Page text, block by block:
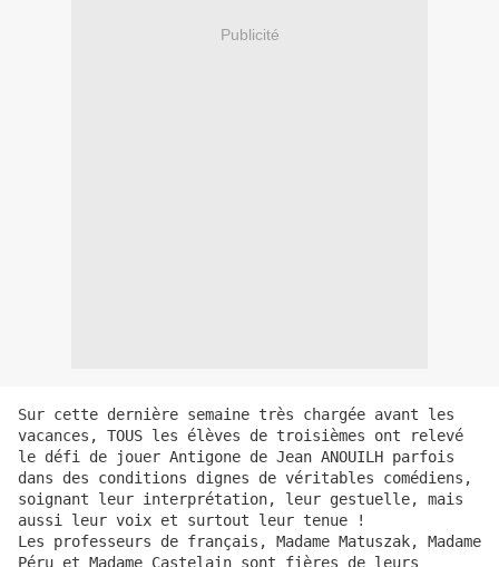
Publicité
Sur cette dernière semaine très chargée avant les
vacances, TOUS les élèves de troisièmes ont relevé
le défi de jouer Antigone de Jean ANOUILH parfois
dans des conditions dignes de véritables comédiens,
soignant leur interprétation, leur gestuelle, mais
aussi leur voix et surtout leur tenue !
Les professeurs de français, Madame Matuszak, Madame
Péru et Madame Castelain sont fières de leurs